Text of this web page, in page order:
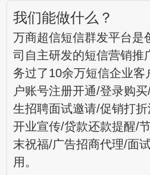
我们能做什么？
万商超信短信群发平台是
司自主研发的短信营销推
务过了10余万短信企业客
户账号注册开通/登录购
生招聘面试邀请/促销打
开业宣传/贷款还款提醒/
末祝福/广告招商代理/面
用。